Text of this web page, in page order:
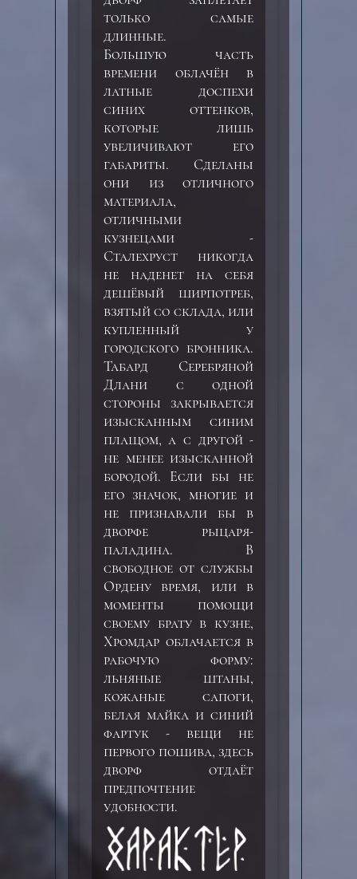
только самые
длинные.
Большую часть
времени облачён в
латные доспехи
синих оттенков,
которые лишь
увеличивают его
габариты. Сделаны
они из отличного
материала,
отличными
кузнецами -
Сталехруст никогда
не наденет на себя
дешёвый ширпотреб,
взятый со склада, или
купленный у
городского бронника.
Табард Серебряной
Длани с одной
стороны закрывается
изысканным синим
плащом, а с другой -
не менее изысканной
бородой. Если бы не
его значок, многие и
не признавали бы в
дворфе рыцаря-
паладина. В
свободное от службы
Ордену время, или в
моменты помощи
своему брату в кузне,
Хромдар облачается в
рабочую форму:
льняные штаны,
кожаные сапоги,
белая майка и синий
фартук - вещи не
первого пошива, здесь
дворф отдаёт
предпочтение
удобности.